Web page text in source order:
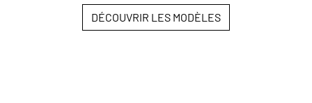
DÉCOUVRIR LES MODÈLES